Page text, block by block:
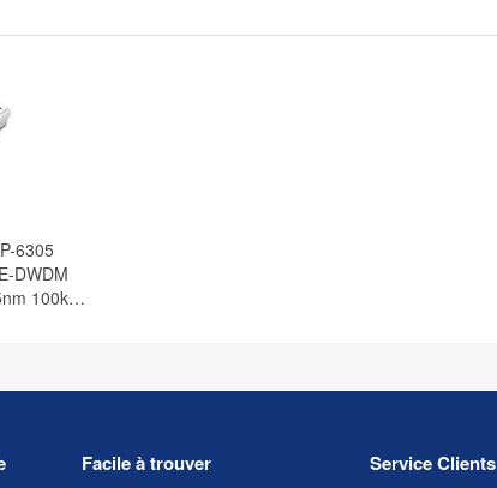
6305
DWDM
100km
Facile à trouver Service Clients